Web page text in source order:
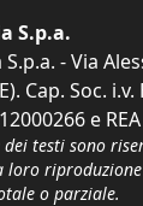
S.p.a.
- Via
Cap. Soc. i.v.
e
testi sono
loro
o parziale.